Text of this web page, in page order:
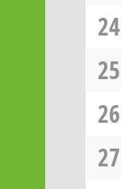
24
25
26
27